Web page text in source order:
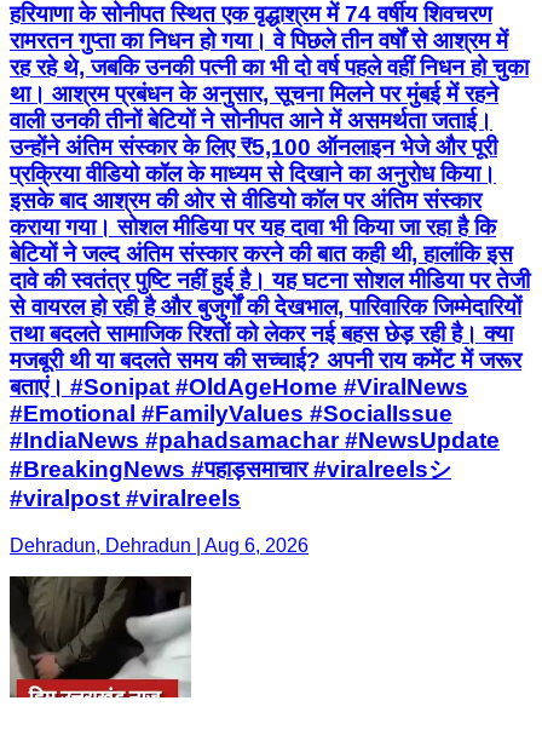
हरियाणा के सोनीपत स्थित एक वृद्धाश्रम में 74 वर्षीय शिवचरण
रामरतन गुप्ता का निधन हो गया। वे पिछले तीन वर्षों से आश्रम में
रह रहे थे, जबकि उनकी पत्नी का भी दो वर्ष पहले वहीं निधन हो चुका
था। आश्रम प्रबंधन के अनुसार, सूचना मिलने पर मुंबई में रहने
वाली उनकी तीनों बेटियों ने सोनीपत आने में असमर्थता जताई।
उन्होंने अंतिम संस्कार के लिए ₹5,100 ऑनलाइन भेजे और पूरी
प्रक्रिया वीडियो कॉल के माध्यम से दिखाने का अनुरोध किया।
इसके बाद आश्रम की ओर से वीडियो कॉल पर अंतिम संस्कार
कराया गया। सोशल मीडिया पर यह दावा भी किया जा रहा है कि
बेटियों ने जल्द अंतिम संस्कार करने की बात कही थी, हालांकि इस
दावे की स्वतंत्र पुष्टि नहीं हुई है। यह घटना सोशल मीडिया पर तेजी
से वायरल हो रही है और बुजुर्गों की देखभाल, पारिवारिक जिम्मेदारियों
तथा बदलते सामाजिक रिश्तों को लेकर नई बहस छेड़ रही है। क्या
मजबूरी थी या बदलते समय की सच्चाई? अपनी राय कमेंट में जरूर
बताएं। #Sonipat #OldAgeHome #ViralNews
#Emotional #FamilyValues #SocialIssue
#IndiaNews #pahadsamachar #NewsUpdate
#BreakingNews #पहाड़समाचार #viralreelsシ
#viralpost #viralreels
Dehradun, Dehradun | Aug 6, 2026